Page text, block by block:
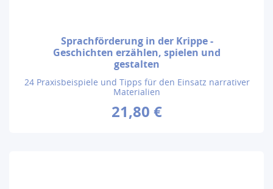
Sprachförderung in der Krippe -
Geschichten erzählen, spielen und
gestalten
24 Praxisbeispiele und Tipps für den Einsatz narrativer
Materialien
21,80 €